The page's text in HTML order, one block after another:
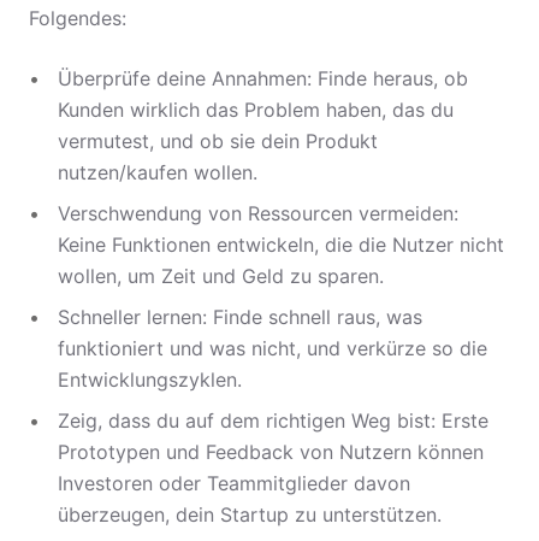
Folgendes:
Überprüfe deine Annahmen: Finde heraus, ob
Kunden wirklich das Problem haben, das du
vermutest, und ob sie dein Produkt
nutzen/kaufen wollen.
Verschwendung von Ressourcen vermeiden:
Keine Funktionen entwickeln, die die Nutzer nicht
wollen, um Zeit und Geld zu sparen.
Schneller lernen: Finde schnell raus, was
funktioniert und was nicht, und verkürze so die
Entwicklungszyklen.
Zeig, dass du auf dem richtigen Weg bist: Erste
Prototypen und Feedback von Nutzern können
Investoren oder Teammitglieder davon
überzeugen, dein Startup zu unterstützen.